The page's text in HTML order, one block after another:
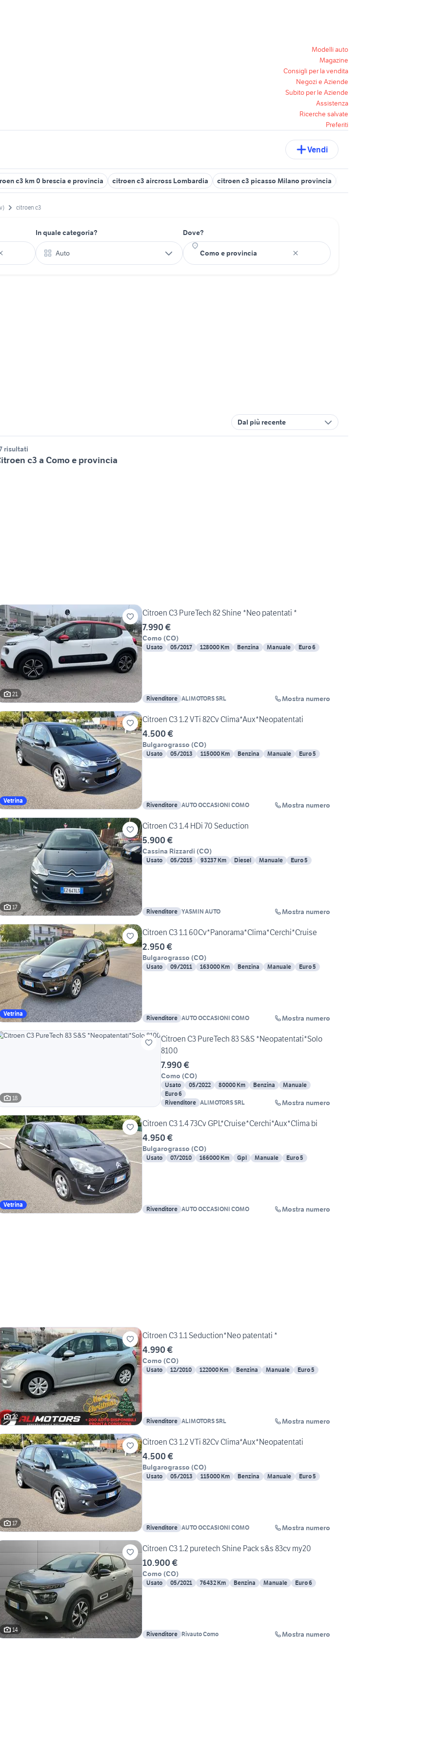
Modelli auto
Magazine
Consigli per la vendita
Negozi e Aziende
Subito per le Aziende
Assistenza
Ricerche salvate
Preferiti
Vendi
c3 km 0 brescia e provincia citroen c3 aircross Lombardia citroen c3 picasso Milano provincia
citroen c3
In quale categoria?
Auto
Dove?
Dal più recente
risultati
c3 a Como e provincia
21
Citroen C3 PureTech 82 Shine *Neo patentati *
7.990 €
Como (CO)
Usato 05/2017 128000 Km Benzina Manuale Euro 6
Rivenditore ALIMOTORS SRL Mostra numero
Vetrina
Citroen C3 1.2 VTi 82Cv Clima*Aux*Neopatentati
4.500 €
Bulgarograsso (CO)
Usato 05/2013 115000 Km Benzina Manuale Euro 5
Rivenditore AUTO OCCASIONI COMO Mostra numero
17
Citroen C3 1.4 HDi 70 Seduction
5.900 €
Cassina Rizzardi (CO)
Usato 05/2015 93237 Km Diesel Manuale Euro 5
Rivenditore YASMIN AUTO Mostra numero
Vetrina
Citroen C3 1.1 60Cv*Panorama*Clima*Cerchi*Cruise
2.950 €
Bulgarograsso (CO)
Usato 09/2011 163000 Km Benzina Manuale Euro 5
Rivenditore AUTO OCCASIONI COMO Mostra numero
18
Citroen C3 PureTech 83 S&S *Neopatentati*Solo
8100
7.990 €
Como (CO)
Usato 05/2022 80000 Km Benzina
Manuale
Euro 6
Rivenditore ALIMOTORS SRL Mostra numero
Vetrina
Citroen C3 1.4 73Cv GPL*Cruise*Cerchi*Aux*Clima bi
4.950 €
Bulgarograsso (CO)
Usato 07/2010 166000 Km Gpl Manuale Euro 5
Rivenditore AUTO OCCASIONI COMO Mostra numero
22
Citroen C3 1.1 Seduction*Neo patentati *
4.990 €
Como (CO)
Usato 12/2010 122000 Km Benzina Manuale Euro 5
Rivenditore ALIMOTORS SRL Mostra numero
17
Citroen C3 1.2 VTi 82Cv Clima*Aux*Neopatentati
4.500 €
Bulgarograsso (CO)
Usato 05/2013 115000 Km Benzina Manuale Euro 5
Rivenditore AUTO OCCASIONI COMO Mostra numero
14
Citroen C3 1.2 puretech Shine Pack s&s 83cv my20
10.900 €
Como (CO)
Usato 05/2021 76432 Km Benzina Manuale Euro 6
Rivenditore Rivauto Como Mostra numero